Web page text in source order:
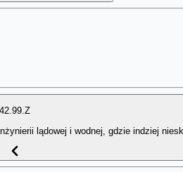
42.99.Z
lądowej i wodnej, gdzie indziej